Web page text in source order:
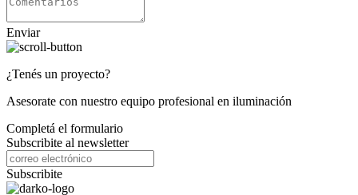
Enviar
¿Tenés un proyecto?
Asesorate con nuestro equipo profesional en iluminación
Completá el formulario
Subscribite al newsletter
Subscribite